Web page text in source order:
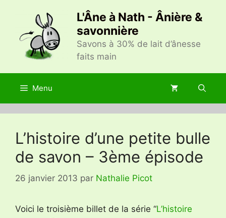
contenu
L'Âne à Nath - Ânière &
savonnière
Savons à 30% de lait d’ânesse
faits main
Menu
L’histoire d’une petite bulle
de savon – 3ème épisode
26 janvier 2013 par Nathalie Picot
Voici le troisième billet de la série “L’histoire